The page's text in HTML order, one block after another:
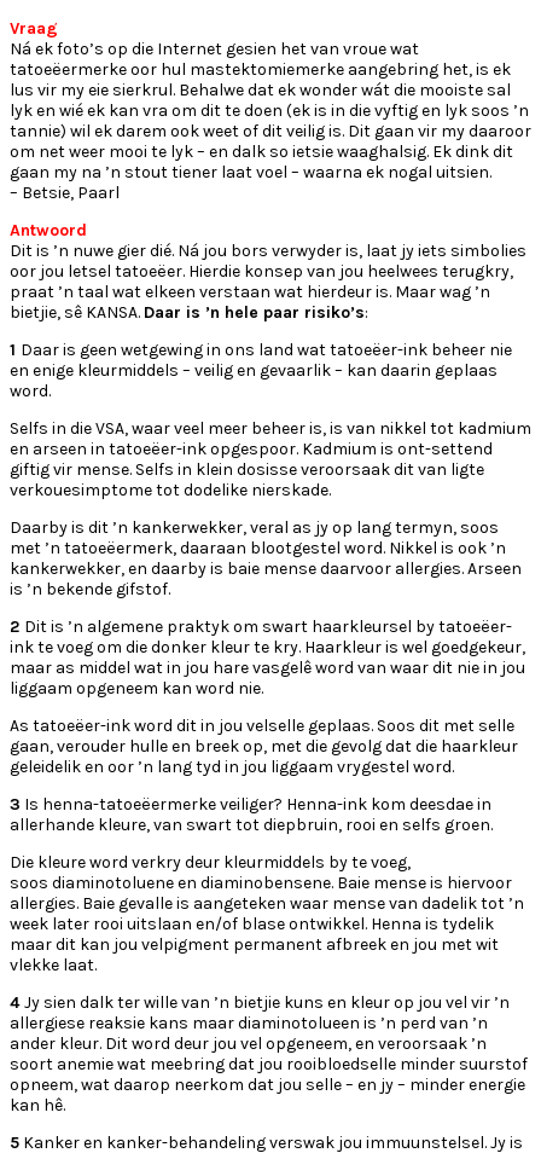
Vraag
Ná ek foto’s op die Internet gesien het van vroue wat
tatoeëermerke oor hul mastektomiemerke aangebring het, is ek
lus vir my eie sierkrul. Behalwe dat ek wonder wát die mooiste sal
lyk en wié ek kan vra om dit te doen (ek is in die vyftig en lyk soos ’n
tannie) wil ek darem ook weet of dit veilig is. Dit gaan vir my daaroor
om net weer mooi te lyk – en dalk so ietsie waaghalsig. Ek dink dit
gaan my na ’n stout tiener laat voel – waarna ek nogal uitsien.
– Betsie, Paarl
Antwoord
Dit is ’n nuwe gier dié. Ná jou bors verwyder is, laat jy iets simbolies
oor jou letsel tatoeëer. Hierdie konsep van jou heelwees terugkry,
praat ’n taal wat elkeen verstaan wat hierdeur is. Maar wag ’n
bietjie, sê KANSA. Daar is ’n hele paar risiko’s:
1 Daar is geen wetgewing in ons land wat tatoeëer-ink beheer nie
en enige kleurmiddels – veilig en gevaarlik – kan daarin geplaas
word.
Selfs in die VSA, waar veel meer beheer is, is van nikkel tot kadmium
en arseen in tatoeëer-ink opgespoor. Kadmium is ont-settend
giftig vir mense. Selfs in klein dosisse veroorsaak dit van ligte
verkouesimptome tot dodelike nierskade.
Daarby is dit ’n kankerwekker, veral as jy op lang termyn, soos
met ’n tatoeëermerk, daaraan blootgestel word. Nikkel is ook ’n
kankerwekker, en daarby is baie mense daarvoor allergies. Arseen
is ’n bekende gifstof.
2 Dit is ’n algemene praktyk om swart haarkleursel by tatoeëer-
ink te voeg om die donker kleur te kry. Haarkleur is wel goedgekeur,
maar as middel wat in jou hare vasgelê word van waar dit nie in jou
liggaam opgeneem kan word nie.
As tatoeëer-ink word dit in jou velselle geplaas. Soos dit met selle
gaan, verouder hulle en breek op, met die gevolg dat die haarkleur
geleidelik en oor ’n lang tyd in jou liggaam vrygestel word.
3 Is henna-tatoeëermerke veiliger? Henna-ink kom deesdae in
allerhande kleure, van swart tot diepbruin, rooi en selfs groen.
Die kleure word verkry deur kleurmiddels by te voeg,
soos diaminotoluene en diaminobensene. Baie mense is hiervoor
allergies. Baie gevalle is aangeteken waar mense van dadelik tot ’n
week later rooi uitslaan en/of blase ontwikkel. Henna is tydelik
maar dit kan jou velpigment permanent afbreek en jou met wit
vlekke laat.
4Jy sien dalk ter wille van ’n bietjie kuns en kleur op jou vel vir ’n
allergiese reaksie kans maar diaminotolueen is ’n perd van ’n
ander kleur. Dit word deur jou vel opgeneem, en veroorsaak ’n
soort anemie wat meebring dat jou rooibloedselle minder suurstof
opneem, wat daarop neerkom dat jou selle – en jy – minder energie
kan hê.
5 Kanker en kanker-behandeling verswak jou immuunstelsel. Jy is